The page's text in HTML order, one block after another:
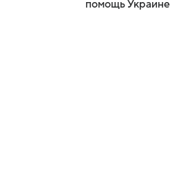
помощь Украине